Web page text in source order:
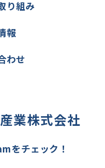
業株式会社
をチェック！
り組み
報
わせ